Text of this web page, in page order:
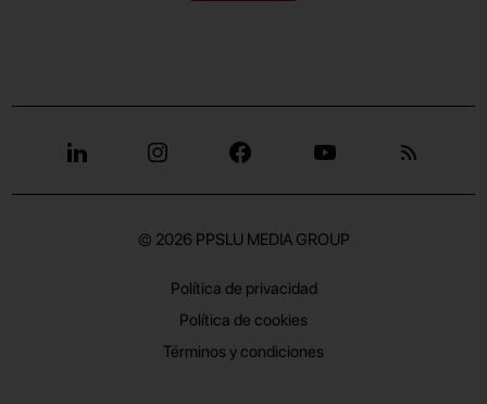
© 2026 PPSLU MEDIA GROUP
Política de privacidad
Política de cookies
Términos y condiciones